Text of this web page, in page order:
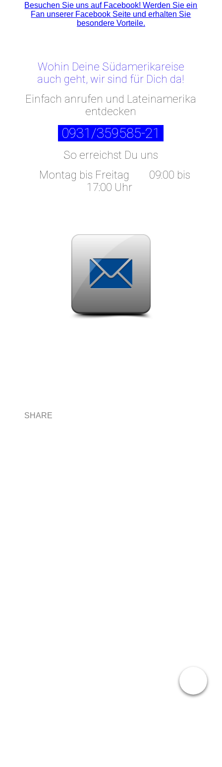
Besuchen Sie uns auf Facebook! Werden Sie ein
Fan unserer Facebook Seite und erhalten Sie
besondere Vorteile.
Wohin Deine Südamerikareise
auch geht, wir sind für Dich da!
Einfach anrufen und Lateinamerika
entdecken
0931/359585-21
So erreichst Du uns
Montag bis Freitag 09:00 bis
17:00 Uhr
SHARE